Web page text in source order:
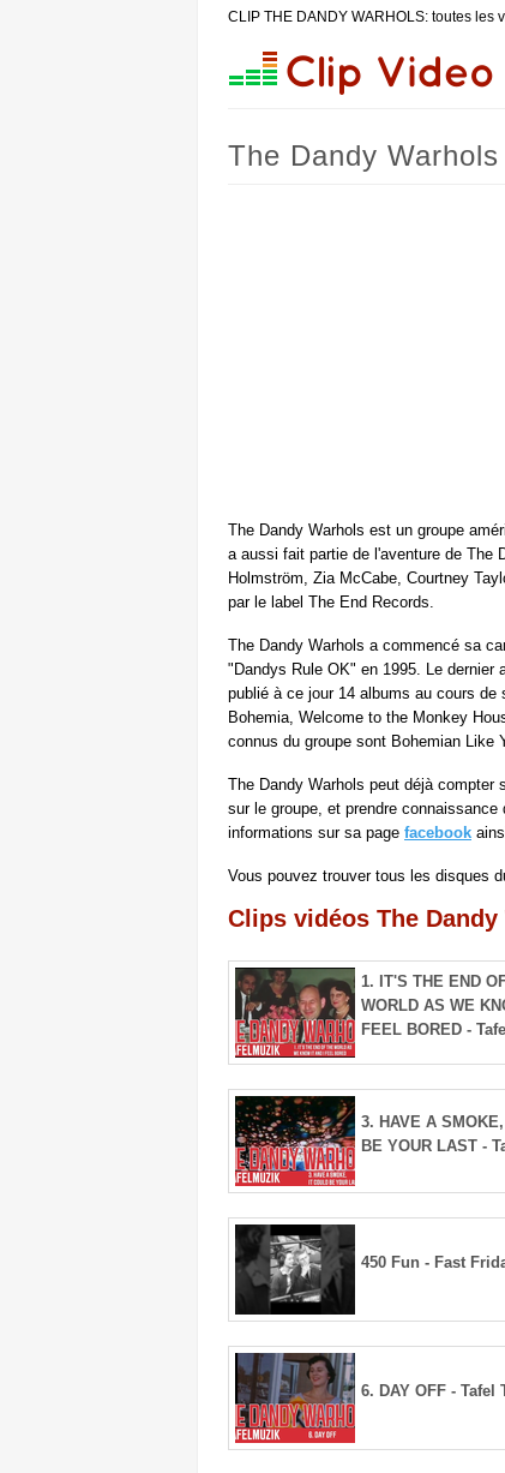
CLIP THE DANDY WARHOLS: toutes les
The Dandy
The Dandy Warhols est un groupe
a aussi fait partie de l'aventure de The
Holmström, Zia McCabe, Courtney
par le label The End Records.
The Dandy Warhols a commencé sa
"Dandys Rule OK" en 1995. Le dernier
publié à ce jour 14 albums au cours
Bohemia, Welcome to the Monkey
connus du groupe sont Bohemian Like
The Dandy Warhols peut déjà compter
sur le groupe, et prendre
informations sur sa page facebook
Vous pouvez trouver tous les disques
Clips vidéos The Dandy
1. IT'S THE END
WORLD AS WE
FEEL BORED -
3. HAVE A
BE YOUR LAST -
450 Fun - Fast
6. DAY OFF - Tafel